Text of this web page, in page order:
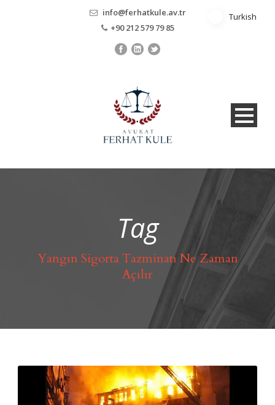
info@ferhatkule.av.tr
+90 212 579 79 85
Tag
Yangın Sigorta Tazminatı Ne Zaman
Açılır
Turkish
Turkish